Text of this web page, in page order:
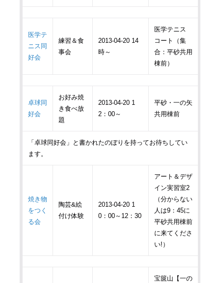
医学テ
ニス同
好会
練習＆食
事会
2013-04-20 14
時～
医学テニス
コート（集
合：平砂共用
棟前）
卓球同
好会
お好み焼
き食べ放
題
2013-04-20 1
2：00～
平砂・一の矢
共用棟前
「卓球同好会」と書かれたのぼりを持ってお待ちしてい
ます。
焼き物
をつく
る会
陶芸&絵
付け体験
2013-04-20 1
0：00～12：30
アート＆デザ
イン実習室2
（分からない
人は9：45に
平砂共用棟前
に来てくださ
い!）
宝篋山【一の